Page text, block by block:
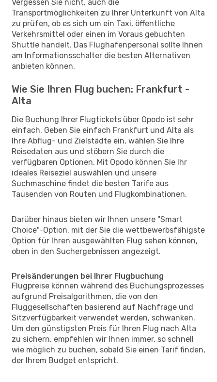
Vergessen Sie nicht, auch die
Transportmöglichkeiten zu Ihrer Unterkunft von Alta
zu prüfen, ob es sich um ein Taxi, öffentliche
Verkehrsmittel oder einen im Voraus gebuchten
Shuttle handelt. Das Flughafenpersonal sollte Ihnen
am Informationsschalter die besten Alternativen
anbieten können.
Wie Sie Ihren Flug buchen: Frankfurt -
Alta
Die Buchung Ihrer Flugtickets über Opodo ist sehr
einfach. Geben Sie einfach Frankfurt und Alta als
Ihre Abflug- und Zielstädte ein, wählen Sie Ihre
Reisedaten aus und stöbern Sie durch die
verfügbaren Optionen. Mit Opodo können Sie Ihr
ideales Reiseziel auswählen und unsere
Suchmaschine findet die besten Tarife aus
Tausenden von Routen und Flugkombinationen.
Darüber hinaus bieten wir Ihnen unsere "Smart
Choice"-Option, mit der Sie die wettbewerbsfähigste
Option für Ihren ausgewählten Flug sehen können,
oben in den Suchergebnissen angezeigt.
Preisänderungen bei Ihrer Flugbuchung
Flugpreise können während des Buchungsprozesses
aufgrund Preisalgorithmen, die von den
Fluggesellschaften basierend auf Nachfrage und
Sitzverfügbarkeit verwendet werden, schwanken.
Um den günstigsten Preis für Ihren Flug nach Alta
zu sichern, empfehlen wir Ihnen immer, so schnell
wie möglich zu buchen, sobald Sie einen Tarif finden,
der Ihrem Budget entspricht.